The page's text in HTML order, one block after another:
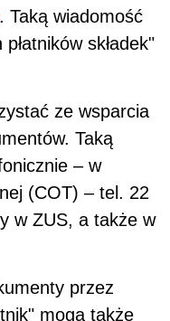
. Taką wiadomość
składek"
ze wsparcia
Taką
– w
(COT) – tel. 22
w ZUS, a także w
przez
mogą także